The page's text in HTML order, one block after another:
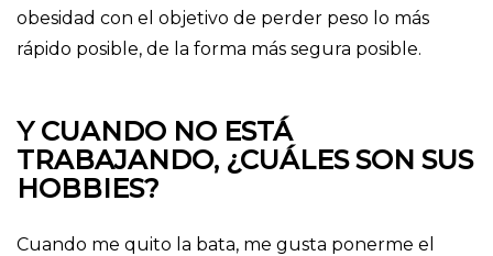
obesidad con el objetivo de perder peso lo más
rápido posible, de la forma más segura posible.
Y CUANDO NO ESTÁ
TRABAJANDO, ¿CUÁLES SON SUS
HOBBIES?
Cuando me quito la bata, me gusta ponerme el